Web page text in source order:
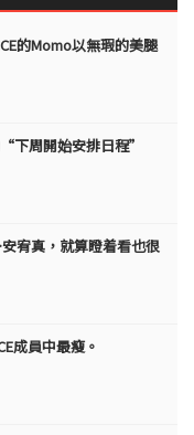
的Momo以無瑕的美腿
“下周開始安排日程”
宥真，就算瞪着看也很
成員中最瘦。